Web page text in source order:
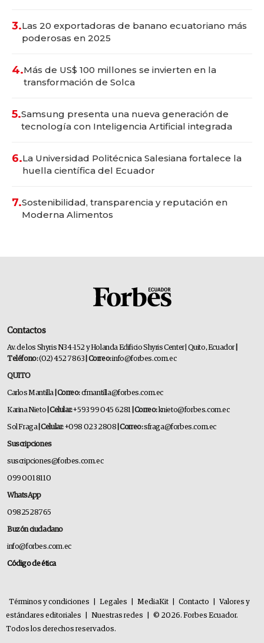
3.Las 20 exportadoras de banano ecuatoriano más
poderosas en 2025
4.Más de US$ 100 millones se invierten en la
transformación de Solca
5.Samsung presenta una nueva generación de
tecnología con Inteligencia Artificial integrada
6.La Universidad Politécnica Salesiana fortalece la
huella científica del Ecuador
7.Sostenibilidad, transparencia y reputación en
Moderna Alimentos
Contactos
Av. de los Shyris N34-152 y Holanda Edificio Shyris Center | Quito, Ecuador
Teléfono:(02) 452 7863 | Correo:info@forbes.com.ec
QUITO
Carlos Mantilla | Correo:cfmantilla@forbes.com.ec
Karina Nieto | Celular:+593 99 045 6281 | Correo:knieto@forbes.com.ec
Sol Fraga| Celular:+098 023 2808 | Correo:sfraga@forbes.com.ec
Suscripciones
suscripciones@forbes.com.ec
099 001 8110
WhatsApp
0982528765
Buzón ciudadano
info@forbes.com.ec
Código de ética
Términos y condiciones Legales MediaKit Contacto
Valores y
estándares editoriales
Nuestras redes
© 2026. Forbes Ecuador.
Todos los derechos reservados.